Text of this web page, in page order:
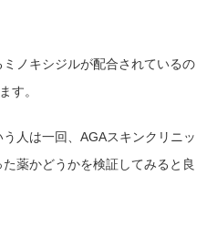
ノキシジルが配合されているの
す。
人は一回、AGAスキンクリニッ
薬かどうかを検証してみると良